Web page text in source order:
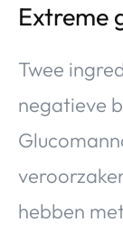
Extreme
Twee
negatieve
hebben